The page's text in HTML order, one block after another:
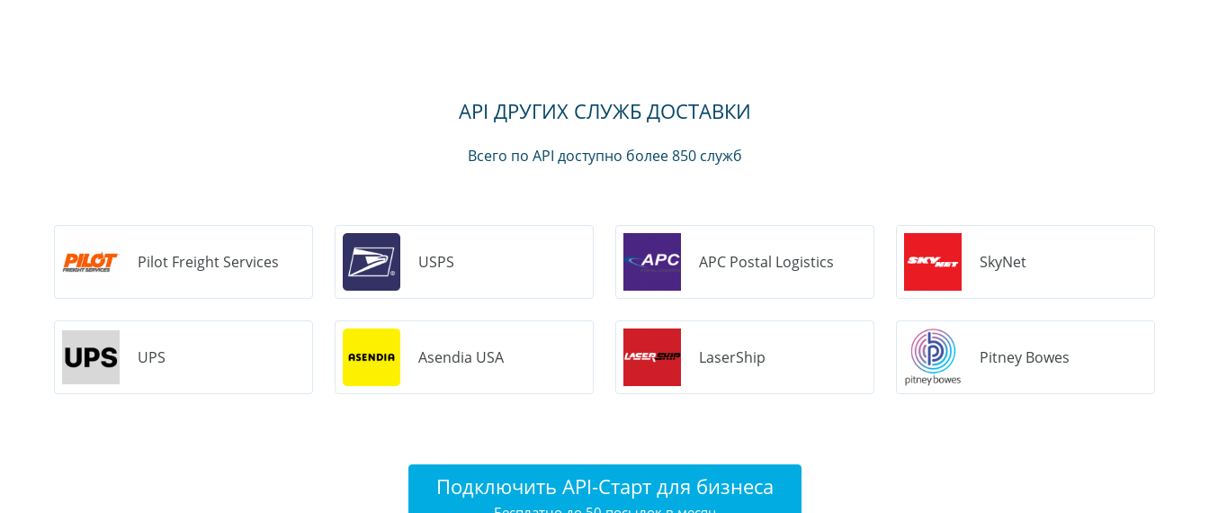
API ДРУГИХ СЛУЖБ ДОСТАВКИ
Всего по API доступно более 850 служб
Pilot Freight Services USPS APC Postal Logistics SkyNet
UPS Asendia USA LaserShip Pitney Bowes
Подключить API-Старт для бизнеса